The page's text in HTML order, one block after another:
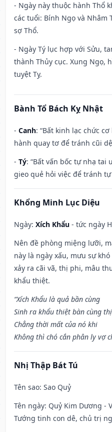
- Ngày này thuộc hành Thổ
các tuổi: Bính Ngọ và Nhâm
sợ Thổ.
- Ngày Tý lục hợp với Sửu,
thành Thủy cục. Xung Ngọ,
tuyệt Tỵ.
Bành Tổ Bách Kỵ Nhật
- Canh: “Bất kinh lạc chức
hành quay tơ để tránh cũi
- Tý: “Bất vấn bốc tự nhạ tai
gieo quẻ hỏi việc để tránh
Khổng Minh Lục Diệu
Ngày: Xích Khẩu - tức ngày
Nên đề phòng miệng lưỡi,
này là ngày xấu, mưu sự
xảy ra cãi vã, thị phi, mâu
khẩu thiệt.
“Xích Khẩu là quả bần cùng
Sinh ra khẩu thiệt bàn cùng
Chẳng thời mất của nó khi
Không thì chó cắn phân ly vợ
Nhị Thập Bát Tú
Tên sao: Sao Quỷ
Tên ngày: Quỷ Kim Dương -
Tướng tinh con dê, chủ trị